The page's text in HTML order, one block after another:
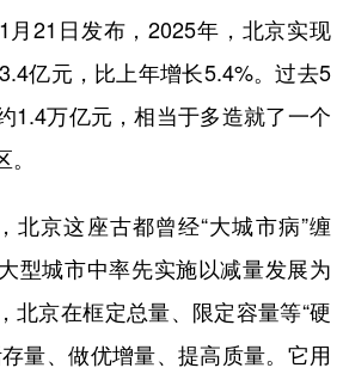
视频 图片 政务
文件 金融 汽车
居 信息化 数字经济
旅游 能源 会展
娱乐 时尚 悦读
21日发布，2025年，北京实现
亿元，比上年增长5.4%。过去5
1.4万亿元，相当于多造就了一个
京这座古都曾经“大城市病”缠
型城市中率先实施以减量发展为
北京在框定总量、限定容量等“硬
量、做优增量、提高质量。它用